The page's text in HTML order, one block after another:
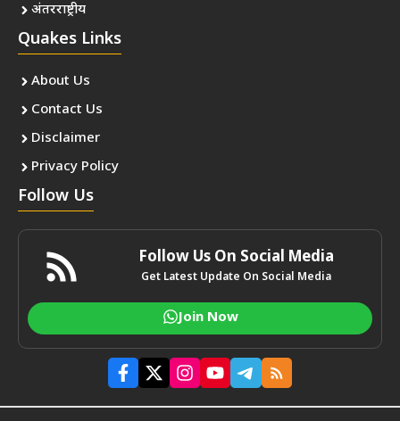
अंतरराष्ट्रीय
Quakes Links
About Us
Contact Us
Disclaimer
Privacy Policy
Follow Us
Follow Us On Social Media
Get Latest Update On Social Media
Join Now